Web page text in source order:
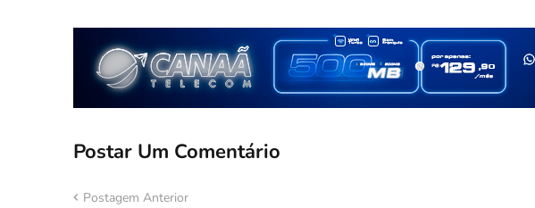
Postar Um Comentário
Postagem Anterior